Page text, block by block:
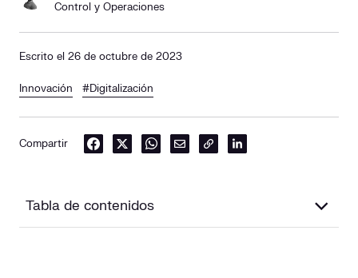
Control y Operaciones
Escrito el 26 de octubre de 2023
Innovación #Digitalización
Compartir
Tabla de contenidos